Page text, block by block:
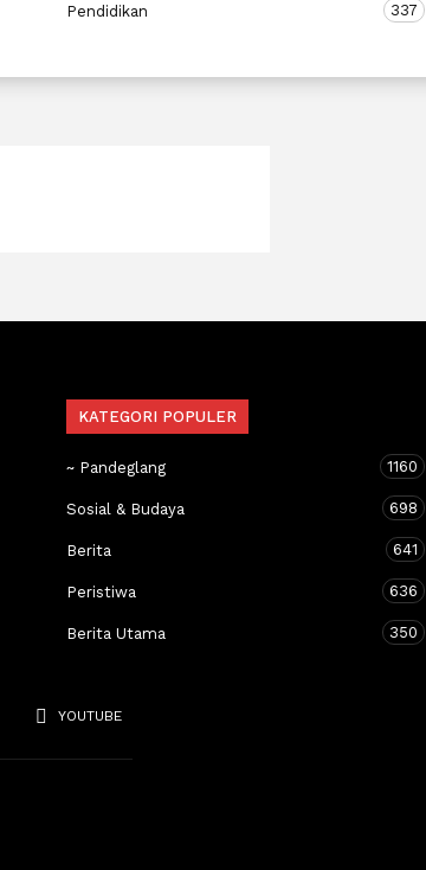
Pendidikan 337
KATEGORI POPULER
~ Pandeglang 1160
Sosial & Budaya 698
Berita 641
Peristiwa 636
Berita Utama 350
YOUTUBE